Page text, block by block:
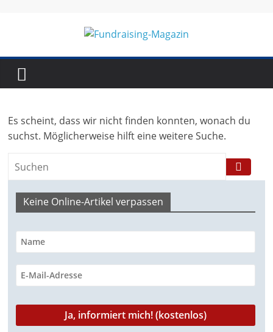
Fundraising-
B
c
n
a
g
a
Es scheint, dass wir nicht finden konnten, wonach du
suchst. Möglicherweise hilft eine weitere Suche.
Keine Online-Artikel verpassen